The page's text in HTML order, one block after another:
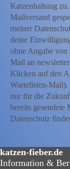
Katzenhaltung
Mailversand
meiner
deine
ohne Angabe
Mail an
Klicken auf den
Wartelisten-
nur für die
bereits
Datenschutz
katzen-fieber.de
Information &